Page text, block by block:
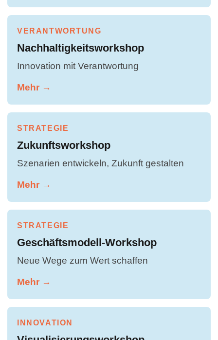
VERANTWORTUNG
Nachhaltigkeitsworkshop
Innovation mit Verantwortung
Mehr →
STRATEGIE
Zukunftsworkshop
Szenarien entwickeln, Zukunft gestalten
Mehr →
STRATEGIE
Geschäftsmodell-Workshop
Neue Wege zum Wert schaffen
Mehr →
INNOVATION